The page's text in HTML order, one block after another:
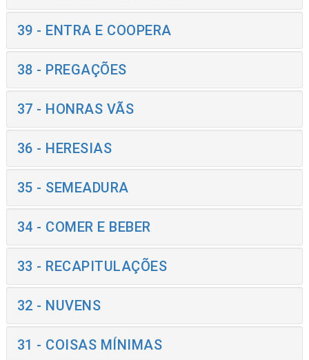
39 - ENTRA E COOPERA
38 - PREGAÇÕES
37 - HONRAS VÃS
36 - HERESIAS
35 - SEMEADURA
34 - COMER E BEBER
33 - RECAPITULAÇÕES
32 - NUVENS
31 - COISAS MÍNIMAS